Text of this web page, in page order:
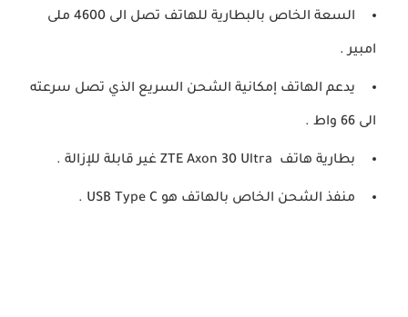
السعة الخاص بالبطارية للهاتف تصل الى 4600 ملى
امبير .
يدعم الهاتف إمكانية الشحن السريع الذي تصل سرعته
الى 66 واط .
بطارية هاتف ZTE Axon 30 Ultra غير قابلة للإزالة .
منفذ الشحن الخاص بالهاتف هو USB Type C .